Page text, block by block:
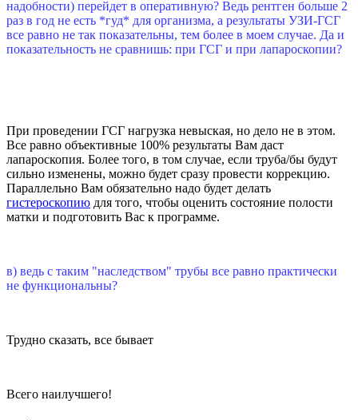
надобности) перейдет в оперативную? Ведь рентген больше 2
раз в год не есть *гуд* для организма, а результаты УЗИ-ГСГ
все равно не так показательны, тем более в моем случае. Да и
показательность не сравнишь: при ГСГ и при лапароскопии?
При проведении ГСГ нагрузка невыская, но дело не в этом.
Все равно объективные 100% результаты Вам даст
лапароскопия. Более того, в том случае, если труба/бы будут
сильно изменены, можно будет сразу провести коррекцию.
Параллельно Вам обязательно надо будет делать
гистероскопию для того, чтобы оценить состояние полости
матки и подготовить Вас к программе.
в) ведь с таким "наследством" трубы все равно практически
не функциональны?
Трудно сказать, все бывает
Всего наилучшего!